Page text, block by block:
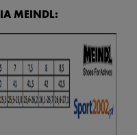
MEINDL: